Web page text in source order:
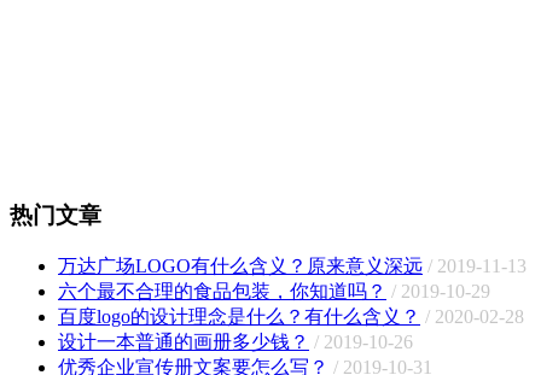
热门文章
万达广场LOGO有什么含义？原来意义深远 / 2019-11-13
六个最不合理的食品包装，你知道吗？ / 2019-10-29
百度logo的设计理念是什么？有什么含义？ / 2020-02-28
设计一本普通的画册多少钱？ / 2019-10-26
优秀企业宣传册文案要怎么写？ / 2019-10-31